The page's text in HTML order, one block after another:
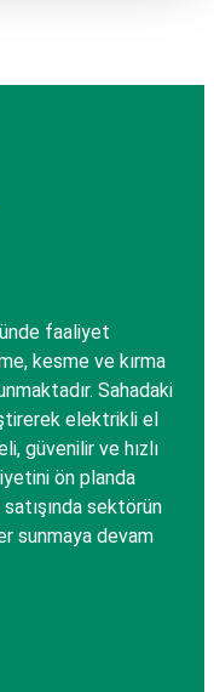
faaliyet
kesme ve kırma
Sahadaki
elektrikli el
güvenilir ve hızlı
ön planda
sektörün
sunmaya devam